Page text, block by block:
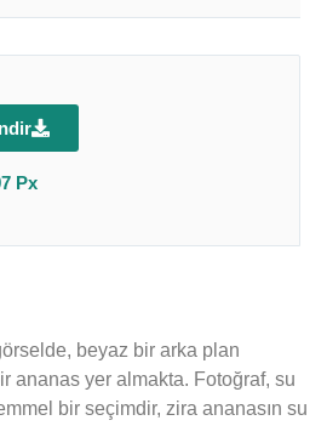
Px
beyaz bir arka plan
ananas yer almakta. Fotoğraf, su
bir seçimdir, zira ananasın su